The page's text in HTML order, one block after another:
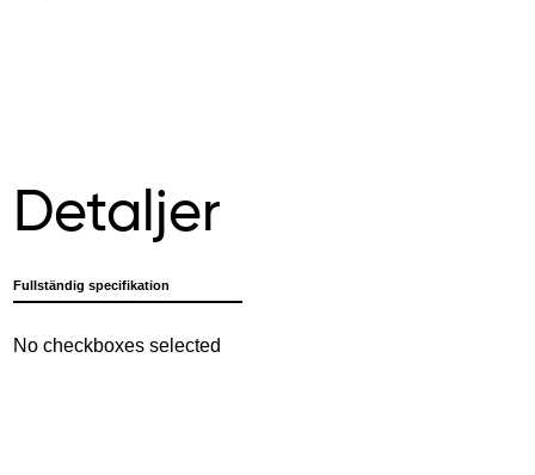
Detaljer
Fullständig specifikation
No checkboxes selected